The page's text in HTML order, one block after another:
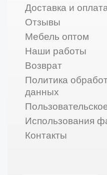
Доставка и
Отзывы
Мебель оптом
Наши работы
Возврат
Политика
данных
Использования
Контакты